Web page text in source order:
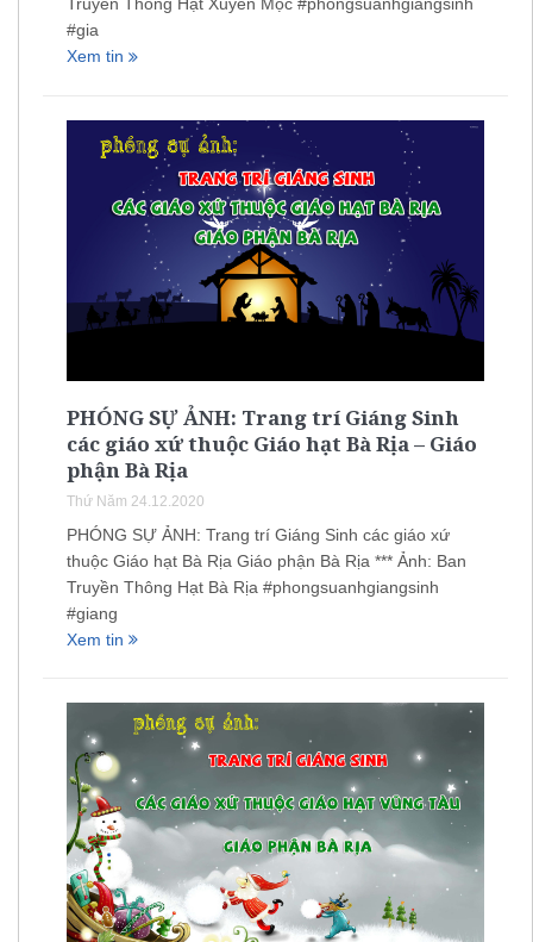
Truyền Thông Hạt Xuyên Mộc #phongsuanhgiangsinh
#gia
Xem tin
PHÓNG SỰ ẢNH: Trang trí Giáng Sinh
các giáo xứ thuộc Giáo hạt Bà Rịa – Giáo
phận Bà Rịa
Thứ Năm 24.12.2020
PHÓNG SỰ ẢNH: Trang trí Giáng Sinh các giáo xứ
thuộc Giáo hạt Bà Rịa Giáo phận Bà Rịa *** Ảnh: Ban
Truyền Thông Hạt Bà Rịa #phongsuanhgiangsinh
#giang
Xem tin